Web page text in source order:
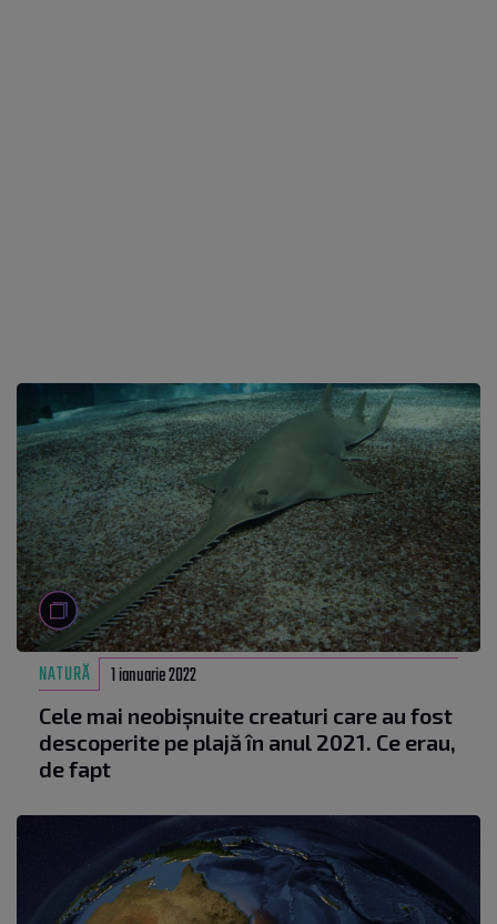
NATURĂ 1 ianuarie 2022
Cele mai neobișnuite creaturi care au fost
descoperite pe plajă în anul 2021. Ce erau,
de fapt